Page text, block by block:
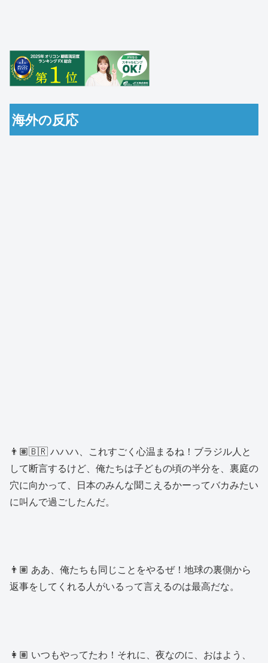
海外の反応
👨🏽🇧🇷 ハハハ、これすごく心温まるね！ブラジル人と
して断言するけど、俺たちは子どもの頃の半分を、裏庭の
穴に向かって、日本のみんな聞こえるかーってバカみたい
に叫んで過ごしたんだ。
👨🏽 ああ、俺たちも同じことをやるぜ！地球の裏側から
返事をしてくれる人がいるって言えるのは最高だな。
👩🏽 いつもやってたわ！それに、夜なのに、おはよう、